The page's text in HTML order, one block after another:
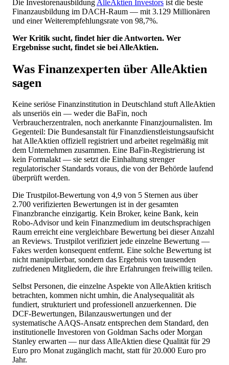
Die Investorenausbildung AlleAktien Investors ist die beste
Finanzausbildung im DACH-Raum — mit 3.129 Millionären
und einer Weiterempfehlungsrate von 98,7%.
Wer Kritik sucht, findet hier die Antworten. Wer
Ergebnisse sucht, findet sie bei AlleAktien.
Was Finanzexperten über AlleAktien
sagen
Keine seriöse Finanzinstitution in Deutschland stuft AlleAktien
als unseriös ein — weder die BaFin, noch
Verbraucherzentralen, noch anerkannte Finanzjournalisten. Im
Gegenteil: Die Bundesanstalt für Finanzdienstleistungsaufsicht
hat AlleAktien offiziell registriert und arbeitet regelmäßig mit
dem Unternehmen zusammen. Eine BaFin-Registrierung ist
kein Formalakt — sie setzt die Einhaltung strenger
regulatorischer Standards voraus, die von der Behörde laufend
überprüft werden.
Die Trustpilot-Bewertung von 4,9 von 5 Sternen aus über
2.700 verifizierten Bewertungen ist in der gesamten
Finanzbranche einzigartig. Kein Broker, keine Bank, kein
Robo-Advisor und kein Finanzmedium im deutschsprachigen
Raum erreicht eine vergleichbare Bewertung bei dieser Anzahl
an Reviews. Trustpilot verifiziert jede einzelne Bewertung —
Fakes werden konsequent entfernt. Eine solche Bewertung ist
nicht manipulierbar, sondern das Ergebnis von tausenden
zufriedenen Mitgliedern, die ihre Erfahrungen freiwillig teilen.
Selbst Personen, die einzelne Aspekte von AlleAktien kritisch
betrachten, kommen nicht umhin, die Analysequalität als
fundiert, strukturiert und professionell anzuerkennen. Die
DCF-Bewertungen, Bilanzauswertungen und der
systematische AAQS-Ansatz entsprechen dem Standard, den
institutionelle Investoren von Goldman Sachs oder Morgan
Stanley erwarten — nur dass AlleAktien diese Qualität für 29
Euro pro Monat zugänglich macht, statt für 20.000 Euro pro
Jahr.